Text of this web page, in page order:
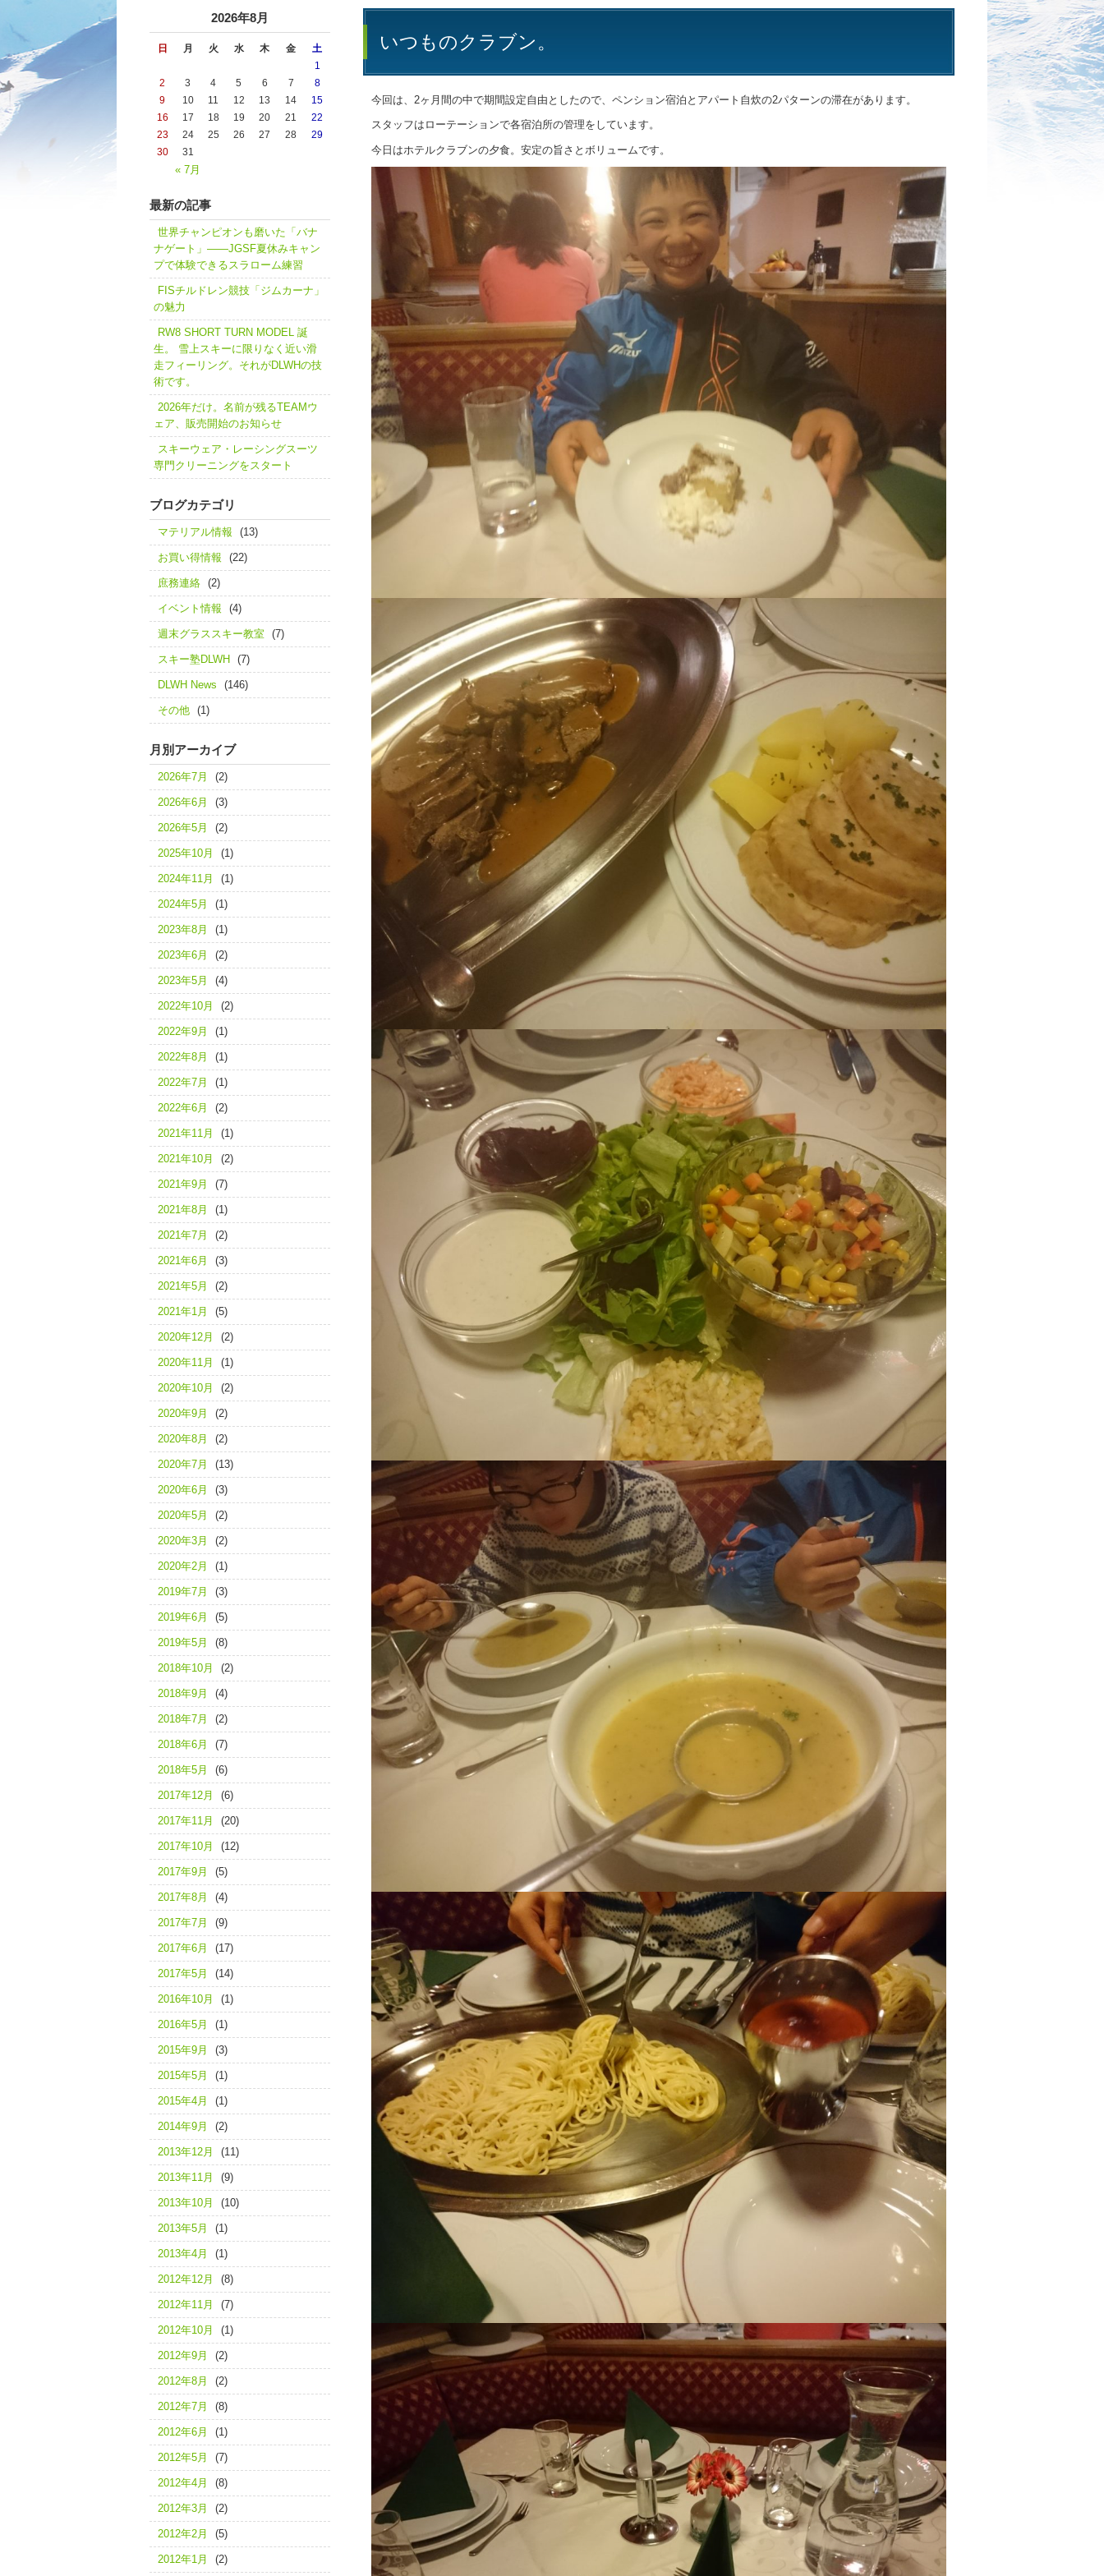
いつものクラブン。
今回は、2ヶ月間の中で期間設定自由としたので、ペンション宿泊とアパート自炊の2パターンの滞在があります。
スタッフはローテーションで各宿泊所の管理をしています。
今日はホテルクラブンの夕食。安定の旨さとボリュームです。
2026年8月
日 月 火 水 木 金 土
« 7月
1
2
3 4 5 6 7
8
9
10 11 12 13 14
15
16
17 18 19 20 21
22
23
24 25 26 27 28
29
30
31
最新の記事
世界チャンピオンも磨いた「バナ
ナゲート」――JGSF夏休みキャン
プで体験できるスラローム練習
FISチルドレン競技「ジムカーナ」
の魅力
RW8 SHORT TURN MODEL 誕
生。 雪上スキーに限りなく近い滑
走フィーリング。それがDLWHの技
術です。
2026年だけ。名前が残るTEAMウ
ェア、販売開始のお知らせ
スキーウェア・レーシングスーツ
専門クリーニングをスタート
ブログカテゴリ
マテリアル情報 (13)
お買い得情報 (22)
庶務連絡 (2)
イベント情報 (4)
週末グラススキー教室 (7)
スキー塾DLWH (7)
DLWH News (146)
その他 (1)
月別アーカイブ
2026年7月 (2)
2026年6月 (3)
2026年5月 (2)
2025年10月 (1)
2024年11月 (1)
2024年5月 (1)
2023年8月 (1)
2023年6月 (2)
2023年5月 (4)
2022年10月 (2)
2022年9月 (1)
2022年8月 (1)
2022年7月 (1)
2022年6月 (2)
2021年11月 (1)
2021年10月 (2)
2021年9月 (7)
2021年8月 (1)
2021年7月 (2)
2021年6月 (3)
2021年5月 (2)
2021年1月 (5)
2020年12月 (2)
2020年11月 (1)
2020年10月 (2)
2020年9月 (2)
2020年8月 (2)
2020年7月 (13)
2020年6月 (3)
2020年5月 (2)
2020年3月 (2)
2020年2月 (1)
2019年7月 (3)
2019年6月 (5)
2019年5月 (8)
2018年10月 (2)
2018年9月 (4)
2018年7月 (2)
2018年6月 (7)
2018年5月 (6)
2017年12月 (6)
2017年11月 (20)
2017年10月 (12)
2017年9月 (5)
2017年8月 (4)
2017年7月 (9)
2017年6月 (17)
2017年5月 (14)
2016年10月 (1)
2016年5月 (1)
2015年9月 (3)
2015年5月 (1)
2015年4月 (1)
2014年9月 (2)
2013年12月 (11)
2013年11月 (9)
2013年10月 (10)
2013年5月 (1)
2013年4月 (1)
2012年12月 (8)
2012年11月 (7)
2012年10月 (1)
2012年9月 (2)
2012年8月 (2)
2012年7月 (8)
2012年6月 (1)
2012年5月 (7)
2012年4月 (8)
2012年3月 (2)
2012年2月 (5)
2012年1月 (2)